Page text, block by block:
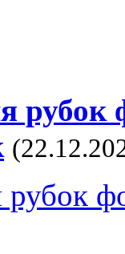
рубок